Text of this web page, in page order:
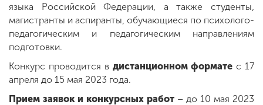
языка Российской Федерации, а также студенты,
магистранты и аспиранты, обучающиеся по психолого-
педагогическим и педагогическим направлениям
подготовки.
Конкурс проводится в дистанционном формате с 17
апреля до 15 мая 2023 года.
Прием заявок и конкурсных работ – до 10 мая 2023